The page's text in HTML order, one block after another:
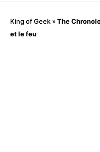
King of Geek »The
et le feu